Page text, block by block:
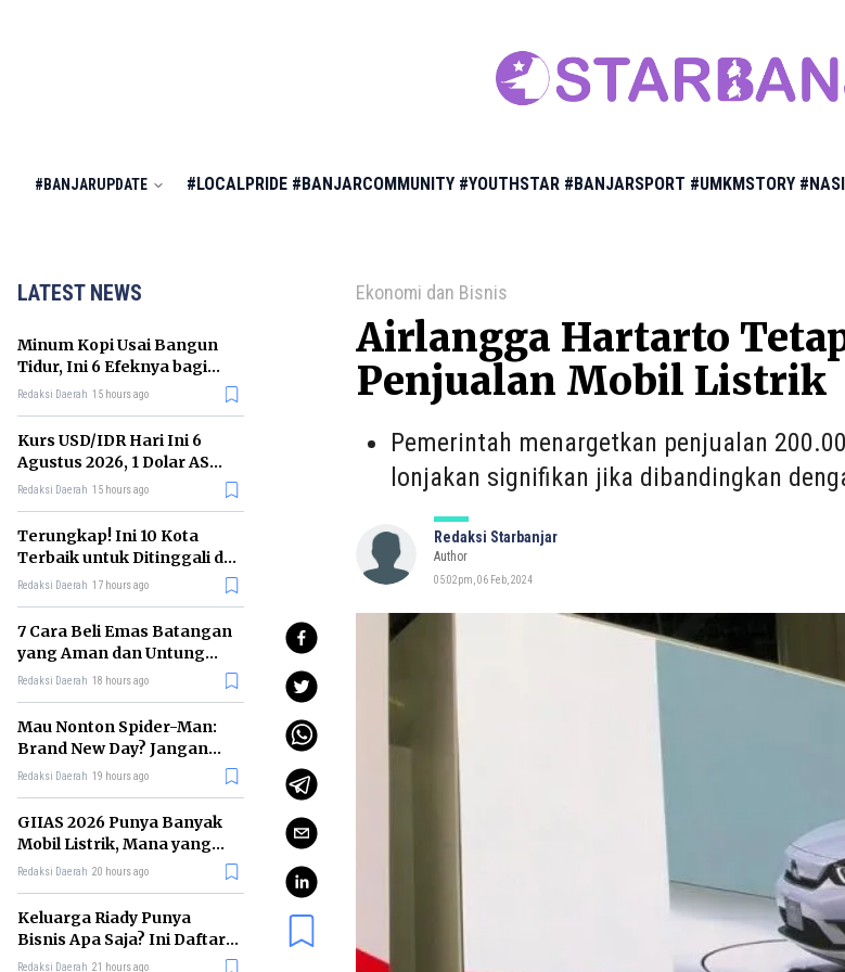
#BANJARUPDATE #LOCALPRIDE #BANJARCOMMUNITY #YOUTHSTAR #BANJARSPORT #UMKMSTORY
LATEST NEWS
Minum Kopi Usai Bangun
Tidur, Ini 6 Efeknya bagi
Kesehatan Tubuh
Redaksi Daerah 15 hours ago
Kurs USD/IDR Hari Ini 6
Agustus 2026, 1 Dolar AS
Kini Berapa Rupiah?
Redaksi Daerah 15 hours ago
Terungkap! Ini 10 Kota
Terbaik untuk Ditinggali di
Dunia Tahun 2026
Redaksi Daerah 17 hours ago
7 Cara Beli Emas Batangan
yang Aman dan Untung
untuk Pemula
Redaksi Daerah 18 hours ago
Mau Nonton Spider-Man:
Brand New Day? Jangan
Lewatkan 6 Film Penting
Redaksi Daerah 19 hours ago
GIIAS 2026 Punya Banyak
Mobil Listrik, Mana yang
Cocok untuk Gaji Rp10 Juta?
Redaksi Daerah 20 hours ago
Keluarga Riady Punya
Bisnis Apa Saja? Ini Daftar
Kerajaan Usahanya
Redaksi Daerah 21 hours ago
Ekonomi dan Bisnis
Airlangga Hartarto
Penjualan Mobil Listrik
Pemerintah menargetkan penjualan
lonjakan signifikan jika dibandingkan
Redaksi Starbanjar
Author
05:02pm, 06 Feb, 2024